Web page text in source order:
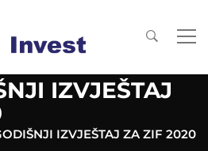
IZVJEŠTAJ
IZVJEŠTAJ ZA ZIF 2020